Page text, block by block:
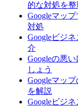
的な対処を整
Googleマッ
対処
Googleビジ
介
Googleの悪
しょう
Googleマッ
を解説
Googleビジ